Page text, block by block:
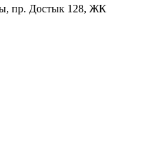
пр. Достык 128, ЖК